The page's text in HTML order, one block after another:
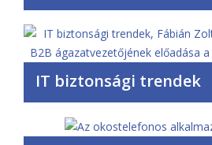
IT biztonsági trendek